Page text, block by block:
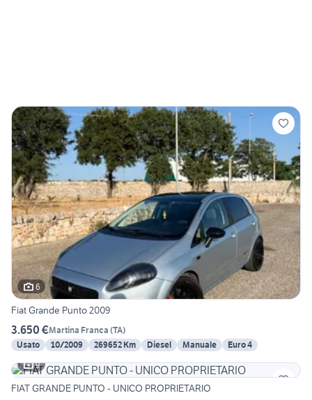
6
Fiat Grande Punto 2009
3.650 €Martina Franca (TA)
Usato
10/2009 269652 Km Diesel Manuale
Euro 4
9
FIAT GRANDE PUNTO - UNICO PROPRIETARIO